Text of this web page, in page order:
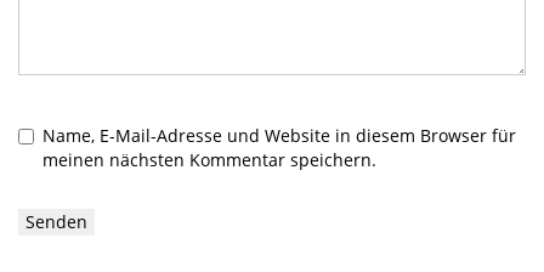
Name, E-Mail-Adresse und Website in diesem Browser für
meinen nächsten Kommentar speichern.